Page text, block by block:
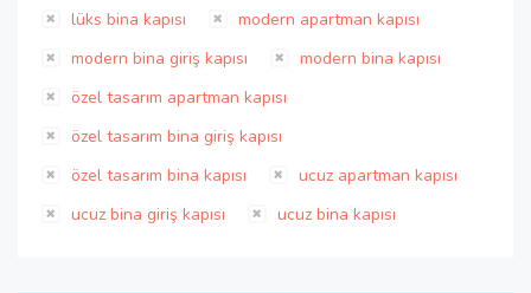
lüks bina kapısı
modern apartman kapısı
modern bina giriş kapısı
modern bina kapısı
özel tasarım apartman kapısı
özel tasarım bina giriş kapısı
özel tasarım bina kapısı
ucuz apartman kapısı
ucuz bina giriş kapısı
ucuz bina kapısı